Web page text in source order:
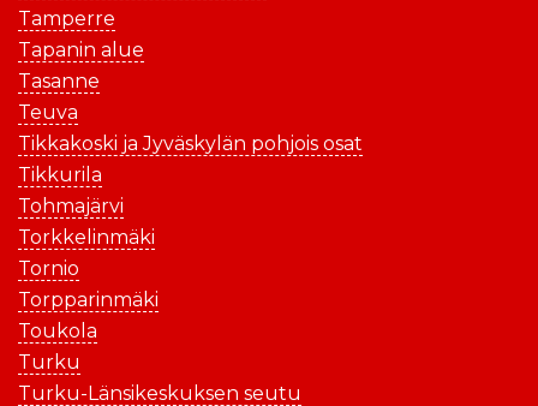
Tamperre
Tapanin alue
Tasanne
Teuva
Tikkakoski ja Jyväskylän pohjois osat
Tikkurila
Tohmajärvi
Torkkelinmäki
Tornio
Torpparinmäki
Toukola
Turku
Turku-Länsikeskuksen seutu